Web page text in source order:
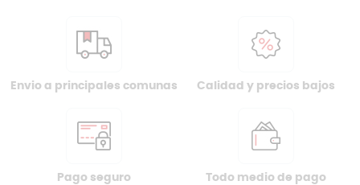
Envio a principales comunas Calidad y precios bajos
Pago seguro Todo medio de pago